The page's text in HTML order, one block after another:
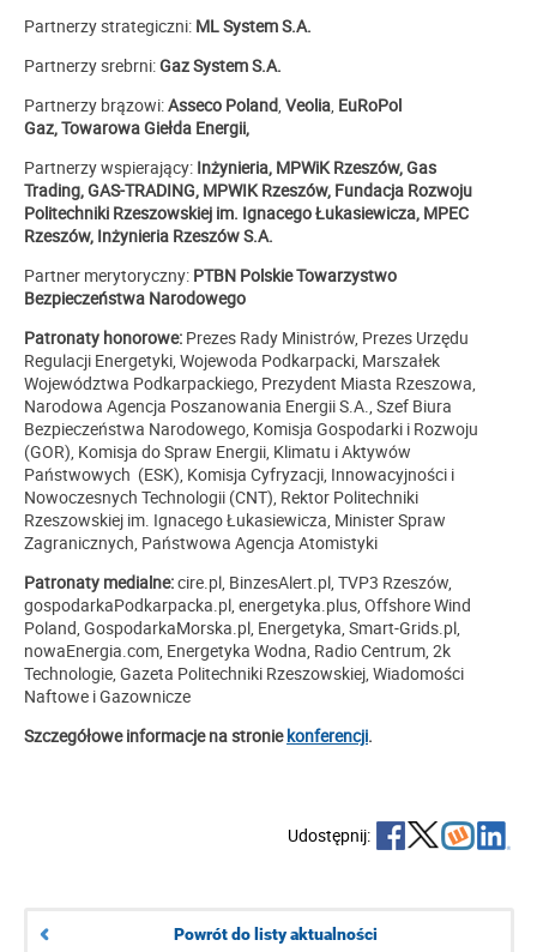
Partnerzy strategiczni: ML System S.A.
Partnerzy srebrni:Gaz System S.A.
Partnerzy brązowi:Asseco Poland Veolia EuRoPol
Gaz, Towarowa Giełda Energii,
Partnerzy wspierający: Inżynieria, MPWiK Rzeszów, Gas
Trading, GAS-TRADING, MPWIK Rzeszów, Fundacja Rozwoju
Politechniki Rzeszowskiej im. Ignacego Łukasiewicza, MPEC
Rzeszów, Inżynieria Rzeszów S.A.
Partner merytoryczny: PTBN Polskie Towarzystwo
Bezpieczeństwa Narodowego
Patronaty honorowe: Prezes Rady Ministrów, Prezes Urzędu
Regulacji Energetyki, Wojewoda Podkarpacki, Marszałek
Województwa Podkarpackiego, Prezydent Miasta Rzeszowa,
Narodowa Agencja Poszanowania Energii S.A., Szef Biura
Bezpieczeństwa Narodowego, Komisja Gospodarki i Rozwoju
(GOR), Komisja do Spraw Energii, Klimatu i Aktywów
Państwowych (ESK), Komisja Cyfryzacji, Innowacyjności i
Nowoczesnych Technologii (CNT), Rektor Politechniki
Rzeszowskiej im. Ignacego Łukasiewicza, Minister Spraw
Zagranicznych, Państwowa Agencja Atomistyki
Patronaty medialne:cire.pl, BinzesAlert.pl, TVP3 Rzeszów,
gospodarkaPodkarpacka.pl, energetyka.plus, Offshore Wind
Poland, GospodarkaMorska.pl, Energetyka, Smart-Grids.pl,
nowaEnergia.com, Energetyka Wodna, Radio Centrum, 2k
Technologie, Gazeta Politechniki Rzeszowskiej, Wiadomości
Naftowe i Gazownicze
Szczegółowe informacje na stroniekonferencji.
Udostępnij:
Powrót do listy aktualności